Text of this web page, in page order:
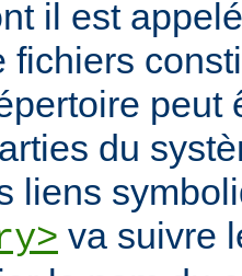
il est
fichiers
peut
du
liens
va suivre